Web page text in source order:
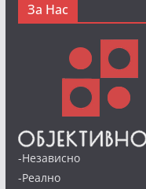
За Нас
-Независно
-Реално